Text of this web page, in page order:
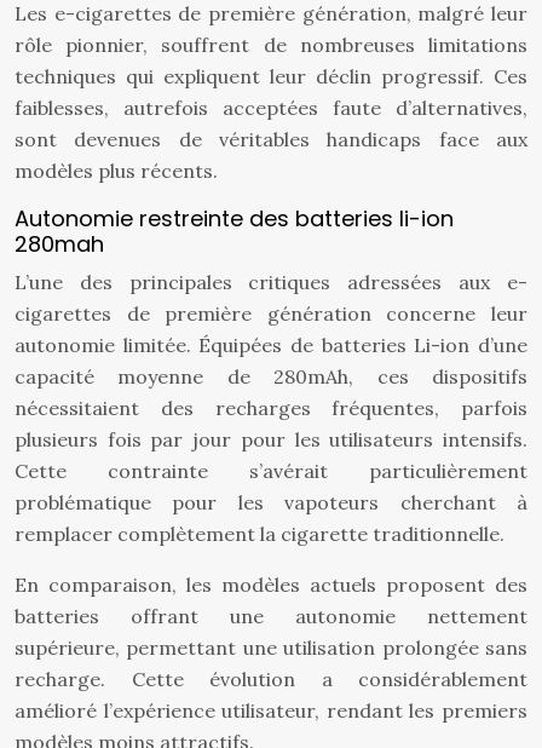
Les e-cigarettes de première génération, malgré leur
rôle pionnier, souffrent de nombreuses limitations
techniques qui expliquent leur déclin progressif. Ces
faiblesses, autrefois acceptées faute d’alternatives,
sont devenues de véritables handicaps face aux
modèles plus récents.
Autonomie restreinte des batteries li-ion
280mah
L’une des principales critiques adressées aux e-
cigarettes de première génération concerne leur
autonomie limitée. Équipées de batteries Li-ion d’une
capacité moyenne de 280mAh, ces dispositifs
nécessitaient des recharges fréquentes, parfois
plusieurs fois par jour pour les utilisateurs intensifs.
Cette contrainte s’avérait particulièrement
problématique pour les vapoteurs cherchant à
remplacer complètement la cigarette traditionnelle.
En comparaison, les modèles actuels proposent des
batteries offrant une autonomie nettement
supérieure, permettant une utilisation prolongée sans
recharge. Cette évolution a considérablement
amélioré l’expérience utilisateur, rendant les premiers
modèles moins attractifs.